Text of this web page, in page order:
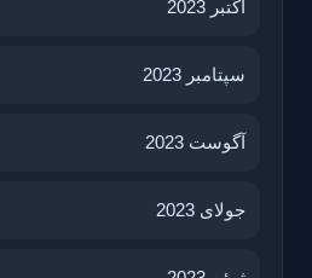
اکتبر 2023
سپتامبر 2023
آگوست 2023
جولای 2023